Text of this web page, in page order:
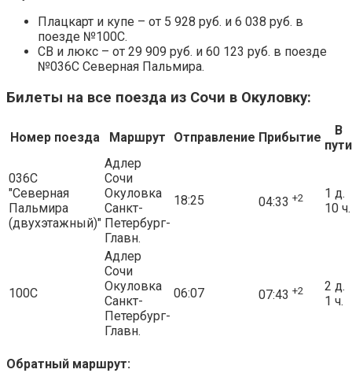
Плацкарт и купе – от 5 928 руб. и 6 038 руб. в
поезде №100С.
СВ и люкс – от 29 909 руб. и 60 123 руб. в поезде
№036С Северная Пальмира.
Билеты на все поезда из Сочи в Окуловку:
Номер поезда Маршрут Отправление Прибытие
В
пути
036С
"Северная
Пальмира
(двухэтажный)"
Адлер
Сочи
Окуловка
Санкт-
Петербург-
Главн.
18:25 04:33 +2
1 д.
10 ч.
100С
Адлер
Сочи
Окуловка
Санкт-
Петербург-
Главн.
06:07 07:43 +2
2 д.
1 ч.
Обратный маршрут: